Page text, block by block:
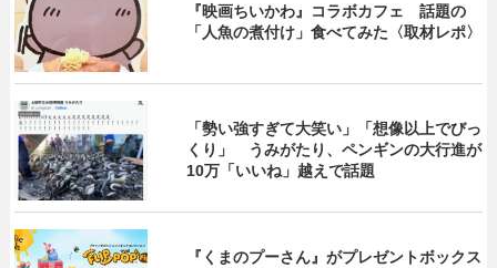
『映画ちいかわ』コラボカフェ 話題の
「人魚の煮付け」食べてみた〈取材レポ〉
「勢い強すぎて大笑い」「想像以上でびっ
くり」 うみがたり、ペンギンの大行進が
10万「いいね」越えで話題
『くまのプーさん』がプレゼントボックス